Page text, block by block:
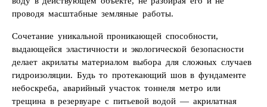
проводя масштабные земляные работы.
Сочетание уникальной проникающей способности,
выдающейся эластичности и экологической безопасности
делает акрилаты материалом выбора для сложных случаев
гидроизоляции. Будь то протекающий шов в фундаменте
небоскреба, аварийный участок тоннеля метро или
трещина в резервуаре с питьевой водой — акрилатная